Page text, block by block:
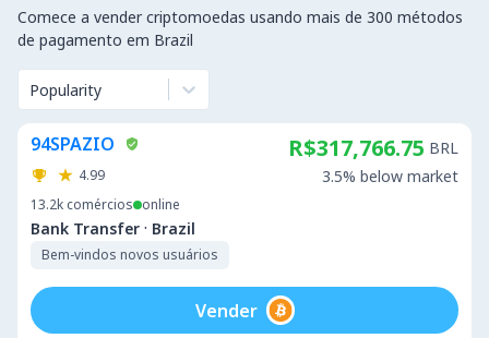
Comece a vender criptomoedas usando mais de 300 métodos
de pagamento em Brazil
Popularity
94SPAZIO
4.99
13.2k comércios online
Bank Transfer · Brazil
Bem-vindos novos usuários
R$317,766.75 BRL
3.5% below market
Vender